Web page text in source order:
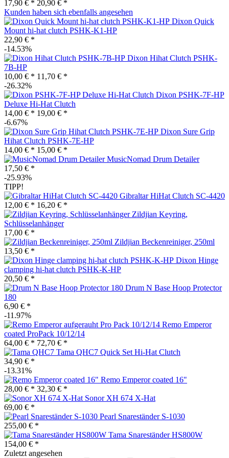
17,90 € * 20,90 € *
Kunden haben sich ebenfalls angesehen
Dixon Quick
Mount hi-hat clutch PSHK-K1-HP
22,90 € *
-14.53%
Dixon Hihat Clutch PSHK-
7B-HP
10,00 € * 11,70 € *
-26.32%
Dixon PSHK-7F-HP
Deluxe Hi-Hat Clutch
14,00 € * 19,00 € *
-6.67%
Dixon Sure Grip
Hihat Clutch PSHK-7E-HP
14,00 € * 15,00 € *
MusicNomad Drum Detailer
17,50 € *
-25.93%
TIPP!
Gibraltar HiHat Clutch SC-4420
12,00 € * 16,20 € *
Zildjian Keyring,
Schlüsselanhänger
17,00 € *
Zildjian Beckenreiniger, 250ml
13,50 € *
Dixon Hinge
clamping hi-hat clutch PSHK-K-HP
20,50 € *
Drum N Base Hoop Protector
180
6,90 € *
-11.97%
Remo Emperor
coated ProPack 10/12/14
64,00 € * 72,70 € *
Tama QHC7 Quick Set Hi-Hat Clutch
34,90 € *
-13.31%
Remo Emperor coated 16"
28,00 € * 32,30 € *
Sonor XH 674 X-Hat
69,00 € *
Pearl Snareständer S-1030
255,00 € *
Tama Snareständer HS800W
154,00 € *
Zuletzt angesehen